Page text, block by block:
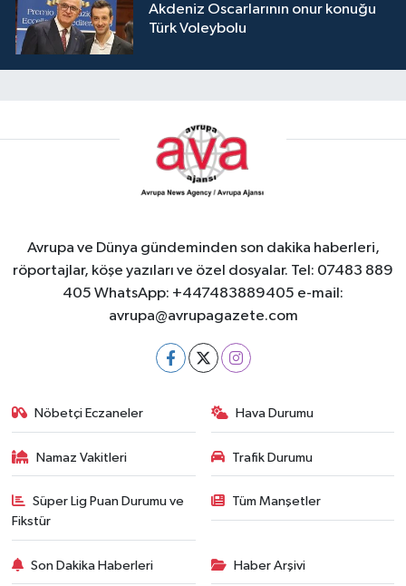
Akdeniz Oscarlarının onur konuğu
Türk Voleybolu
Avrupa ve Dünya gündeminden son dakika haberleri,
röportajlar, köşe yazıları ve özel dosyalar. Tel: 07483 889
405 WhatsApp: +447483889405 e-mail:
avrupa@avrupagazete.com
Nöbetçi Eczaneler Hava Durumu
Namaz Vakitleri Trafik Durumu
Süper Lig Puan Durumu ve
Fikstür
Tüm Manşetler
Son Dakika Haberleri Haber Arşivi